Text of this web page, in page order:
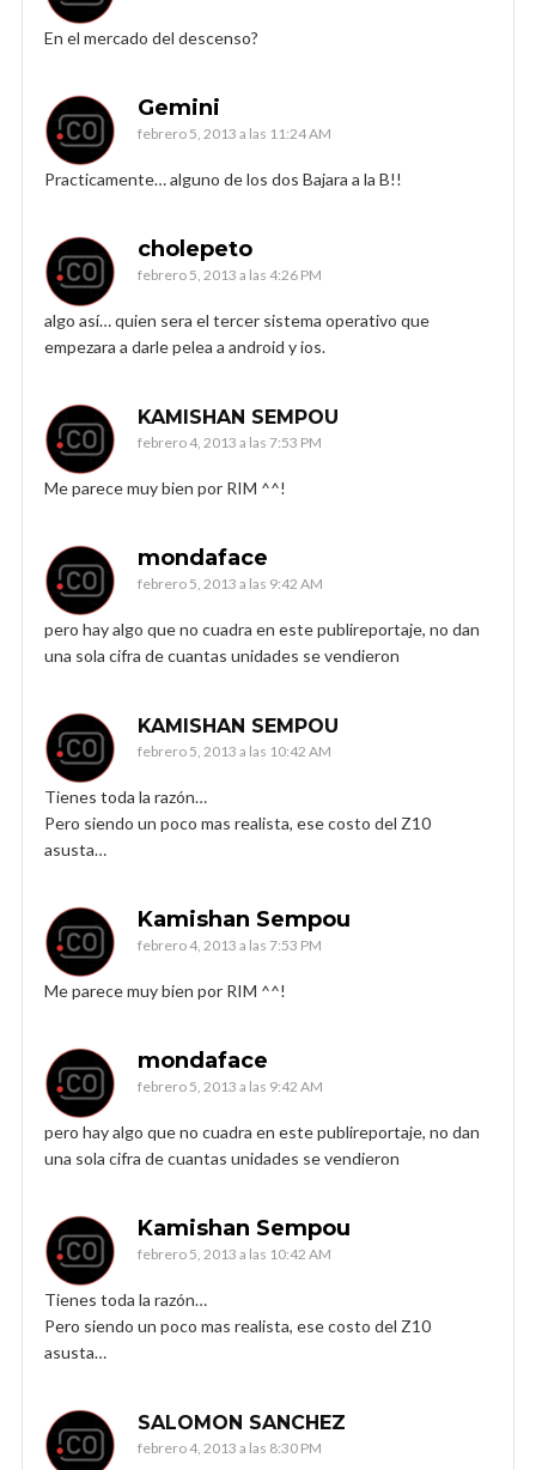
En el mercado del descenso?
Gemini
febrero 5, 2013 a las 11:24 AM
Practicamente… alguno de los dos Bajara a la B!!
cholepeto
febrero 5, 2013 a las 4:26 PM
algo así… quien sera el tercer sistema operativo que
empezara a darle pelea a android y ios.
KAMISHAN SEMPOU
febrero 4, 2013 a las 7:53 PM
Me parece muy bien por RIM ^^!
mondaface
febrero 5, 2013 a las 9:42 AM
pero hay algo que no cuadra en este publireportaje, no dan
una sola cifra de cuantas unidades se vendieron
KAMISHAN SEMPOU
febrero 5, 2013 a las 10:42 AM
Tienes toda la razón…
Pero siendo un poco mas realista, ese costo del Z10
asusta…
Kamishan Sempou
febrero 4, 2013 a las 7:53 PM
Me parece muy bien por RIM ^^!
mondaface
febrero 5, 2013 a las 9:42 AM
pero hay algo que no cuadra en este publireportaje, no dan
una sola cifra de cuantas unidades se vendieron
Kamishan Sempou
febrero 5, 2013 a las 10:42 AM
Tienes toda la razón…
Pero siendo un poco mas realista, ese costo del Z10
asusta…
SALOMON SANCHEZ
febrero 4, 2013 a las 8:30 PM